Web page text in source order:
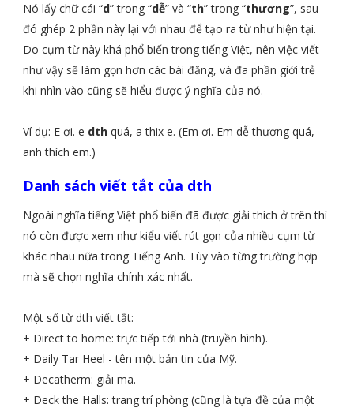
Nó lấy chữ cái “d” trong “dễ” và “th” trong “thương”, sau
đó ghép 2 phần này lại với nhau để tạo ra từ như hiện tại.
Do cụm từ này khá phổ biến trong tiếng Việt, nên việc viết
như vậy sẽ làm gọn hơn các bài đăng, và đa phần giới trẻ
khi nhìn vào cũng sẽ hiểu được ý nghĩa của nó.
Ví dụ: E ơi. e dthquá, a thix e. (Em ơi. Em dễ thương quá,
anh thích em.)
Danh sách viết tắt của dth
Ngoài nghĩa tiếng Việt phổ biến đã được giải thích ở trên thì
nó còn được xem như kiểu viết rút gọn của nhiều cụm từ
khác nhau nữa trong Tiếng Anh. Tùy vào từng trường hợp
mà sẽ chọn nghĩa chính xác nhất.
Một số từ dth viết tắt:
+ Direct to home: trực tiếp tới nhà (truyền hình).
+ Daily Tar Heel - tên một bản tin của Mỹ.
+ Decatherm: giải mã.
+ Deck the Halls: trang trí phòng (cũng là tựa đề của một